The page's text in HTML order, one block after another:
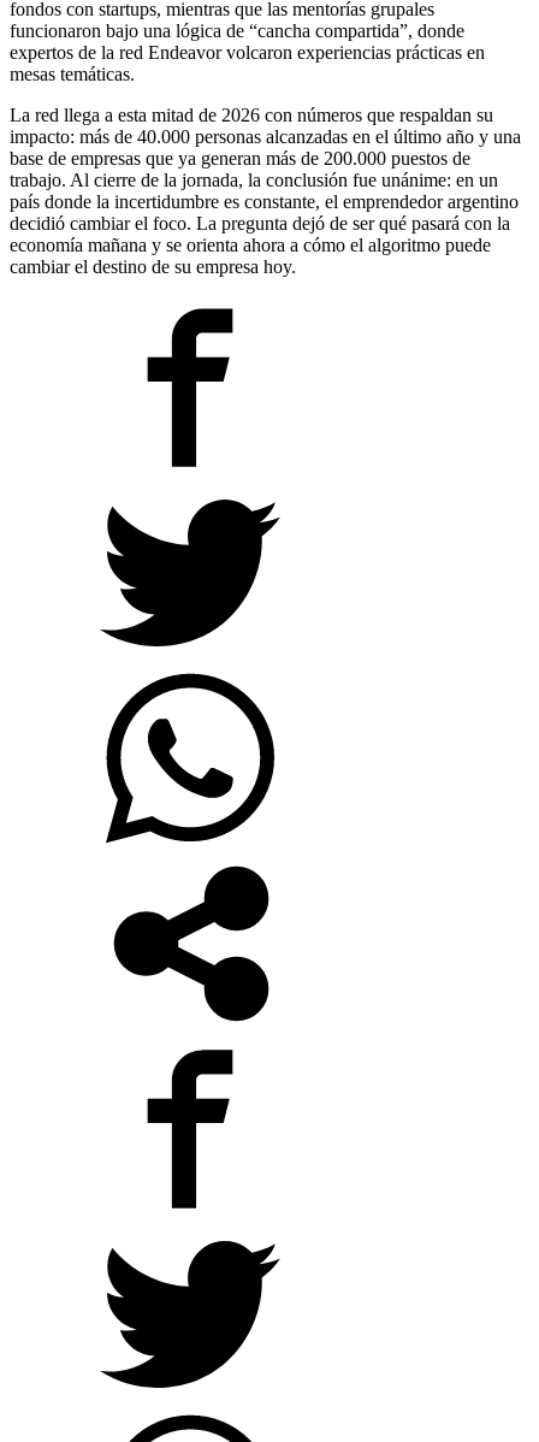
fondos con startups, mientras que las mentorías grupales
funcionaron bajo una lógica de “cancha compartida”, donde
expertos de la red Endeavor volcaron experiencias prácticas en
mesas temáticas.
La red llega a esta mitad de 2026 con números que respaldan su
impacto: más de 40.000 personas alcanzadas en el último año y una
base de empresas que ya generan más de 200.000 puestos de
trabajo. Al cierre de la jornada, la conclusión fue unánime: en un
país donde la incertidumbre es constante, el emprendedor argentino
decidió cambiar el foco. La pregunta dejó de ser qué pasará con la
economía mañana y se orienta ahora a cómo el algoritmo puede
cambiar el destino de su empresa hoy.